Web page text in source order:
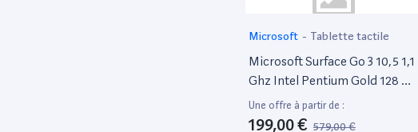
Microsoft - Tablette tactile
Microsoft Surface Go 3 10,5 1,1
Ghz Intel Pentium Gold 128 Go
SSD [Wi-Fi] Platine
Une offre à partir de :
199,00 € 579,00 €